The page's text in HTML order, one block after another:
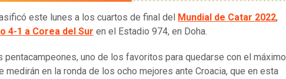
este lunes a los cuartos de final del Mundial de Catar 2022,
4-1 a Corea del Sur en el Estadio 974, en Doha.
pentacampeones, uno de los favoritos para quedarse con el máximo
medirán en la ronda de los ocho mejores ante Croacia, que en esta